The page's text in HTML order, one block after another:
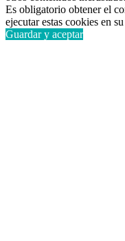
Es obligatorio obtener el
ejecutar estas cookies en
Guardar y aceptar